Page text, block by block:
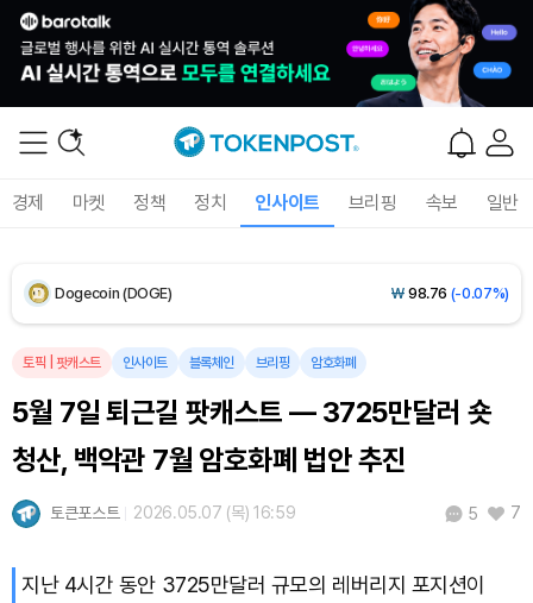
경제 마켓 정책 정치 인사이트 브리핑 속보 일반
XRP (XRP) ₩ 1,457(+0.04%)
Dogecoin (DOGE) ₩ 98.76 (-0.07%)
Bitcoin (BTC) ₩
토픽 팟캐스트 인사이트 블록체인 브리핑 암호화폐
5월 7일 퇴근길 팟캐스트 — 3725만달러 숏
청산, 백악관 7월 암호화폐 법안 추진
토큰포스트 2026.05.07 (목) 16:59 5 7
지난 4시간 동안 3725만달러 규모의 레버리지 포지션이